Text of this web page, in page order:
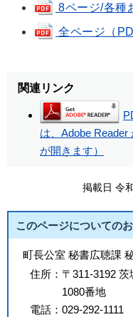
8ページ/各種
全ページ（
関連リンク
は、Adobe
が開きます）
掲載日 令
このページについての
町長公室 秘書広聴課
住所： 〒311-3192
1080番地
電話： 029-292-1111